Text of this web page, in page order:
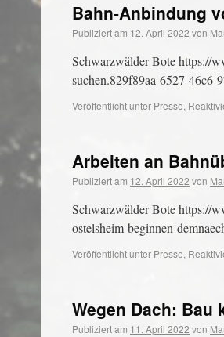
Bahn-Anbindung
Publiziert am 12. April 2022 von
Schwarzwälder Bote https://
suchen.829f89aa-6527-46c6-
Veröffentlicht unter Presse,
Arbeiten an
Publiziert am 12. April 2022 von
Schwarzwälder Bote https://
ostelsheim-beginnen-
Veröffentlicht unter Presse,
Wegen Dach: Bau
Publiziert am 11. April 2022 von